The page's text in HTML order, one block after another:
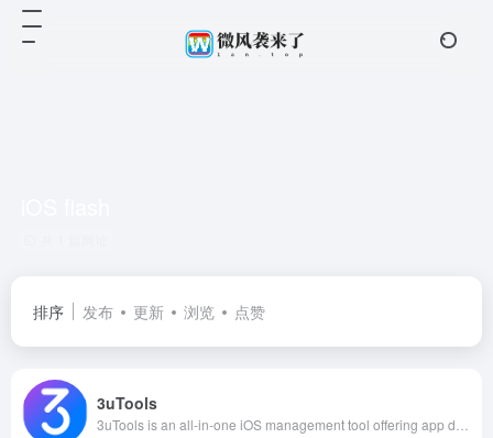
排序 发布 更新 浏览 点赞
3uTools